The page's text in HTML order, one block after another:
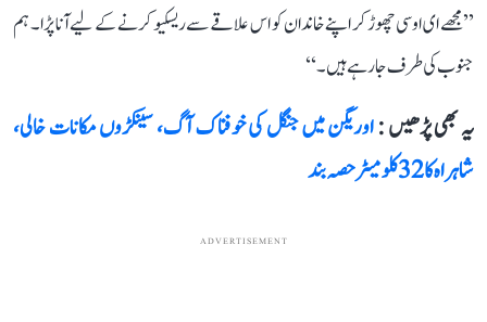
’’مجھے ای او سی چھوڑ کر اپنے خاندان کو اس علاقے سے ریسکیو کرنے کے لیے آنا پڑا۔ ہم
جنوب کی طرف جا رہے ہیں۔‘‘
یہ بھی پڑھیں :اوریگن میں جنگل کی خوفناک آگ، سینکڑوں مکانات خالی،
شاہراہ کا 32 کلومیٹر حصہ بند
ADVERTISEMENT